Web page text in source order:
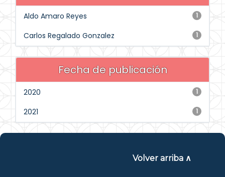
1
Aldo Amaro Reyes
1
Carlos Regalado Gonzalez
Fecha de publicación
1
2020
1
2021
Volver arriba ∧